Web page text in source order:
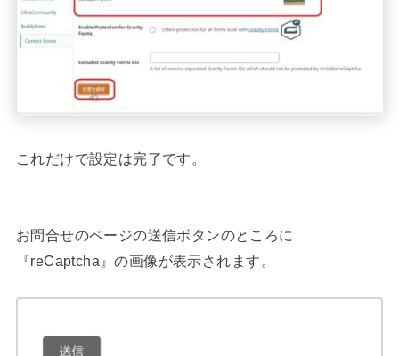
これだけで設定は完了です。
お問合せのページの送信ボタンのところに
『reCaptcha』の画像が表示されます。